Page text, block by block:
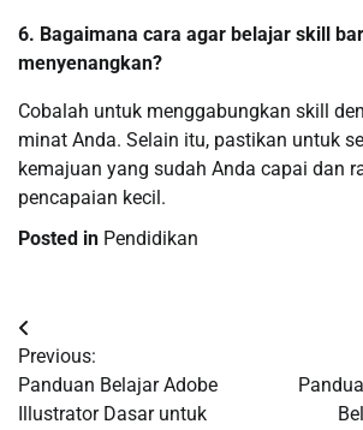
6. Bagaimana cara agar belajar skill
menyenangkan?
Cobalah untuk menggabungkan skill
minat Anda. Selain itu, pastikan untuk
kemajuan yang sudah Anda capai dan
pencapaian kecil.
Posted in Pendidikan
Navigasi
pos
Previous:
Panduan Belajar Adobe
Illustrator Dasar untuk